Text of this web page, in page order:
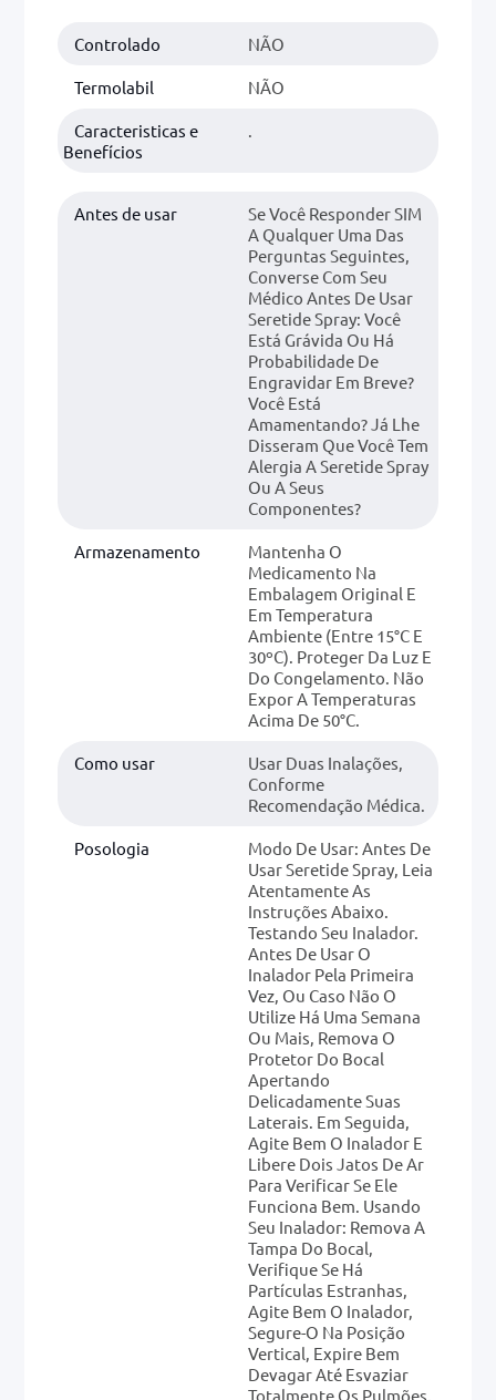
Controlado NÃO
Termolabil NÃO
Caracteristicas e
Benefícios
.
Antes de usar
Se Você Responder SIM
A Qualquer Uma Das
Perguntas Seguintes,
Converse Com Seu
Médico Antes De Usar
Seretide Spray: Você
Está Grávida Ou Há
Probabilidade De
Engravidar Em Breve?
Você Está
Amamentando? Já Lhe
Disseram Que Você Tem
Alergia A Seretide Spray
Ou A Seus
Componentes?
Armazenamento
Mantenha O
Medicamento Na
Embalagem Original E
Em Temperatura
Ambiente (entre 15°C E
30ºC). Proteger Da Luz E
Do Congelamento. Não
Expor A Temperaturas
Acima De 50°C.
Como usar
Usar Duas Inalações,
Conforme
Recomendação Médica.
Posologia
Modo De Usar: Antes De
Usar Seretide Spray, Leia
Atentamente As
Instruções Abaixo.
Testando Seu Inalador.
Antes De Usar O
Inalador Pela Primeira
Vez, Ou Caso Não O
Utilize Há Uma Semana
Ou Mais, Remova O
Protetor Do Bocal
Apertando
Delicadamente Suas
Laterais. Em Seguida,
Agite Bem O Inalador E
Libere Dois Jatos De Ar
Para Verificar Se Ele
Funciona Bem. Usando
Seu Inalador: Remova A
Tampa Do Bocal,
Verifique Se Há
Partículas Estranhas,
Agite Bem O Inalador,
Segure-O Na Posição
Vertical, Expire Bem
Devagar Até Esvaziar
Totalmente Os Pulmões,